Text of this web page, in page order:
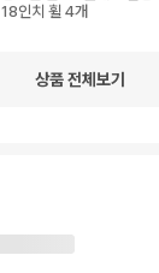
18인치 휠 4개
상품 전체보기